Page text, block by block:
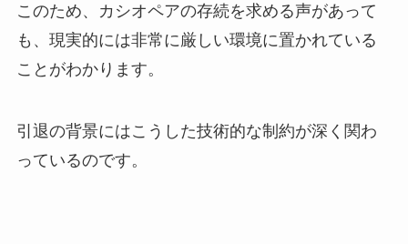
このため、カシオペアの存続を求める声があって
も、現実的には非常に厳しい環境に置かれている
ことがわかります。
引退の背景にはこうした技術的な制約が深く関わ
っているのです。